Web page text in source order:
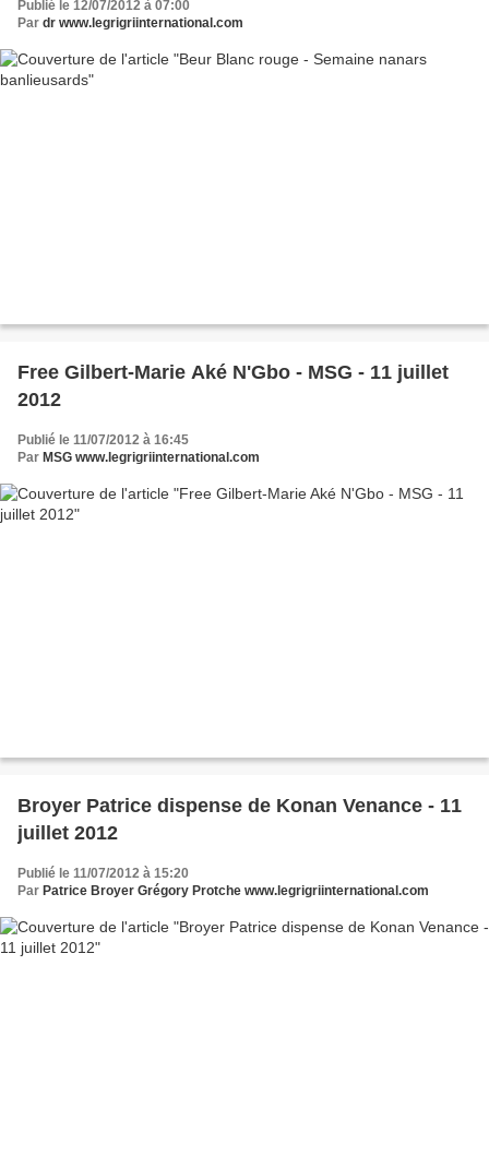
Publié le 12/07/2012 à 07:00
Par dr www.legrigriinternational.com
Free Gilbert-Marie Aké N'Gbo - MSG - 11 juillet
2012
Publié le 11/07/2012 à 16:45
Par MSG www.legrigriinternational.com
Broyer Patrice dispense de Konan Venance - 11
juillet 2012
Publié le 11/07/2012 à 15:20
Par Patrice Broyer Grégory Protche www.legrigriinternational.com